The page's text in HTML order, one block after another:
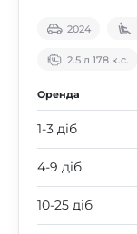
2024
2.5 л 178 к.с.
Оренда
1-3 діб
4-9 діб
10-25 діб